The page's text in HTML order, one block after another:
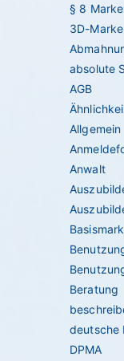
§ 8
3D-Marke
absolute
AGB
Allgemein
Anwalt
Beratung
deutsche
DPMA